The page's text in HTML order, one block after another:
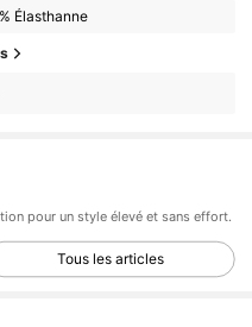
Élasthanne
pour un style élevé et sans effort.
Tous les articles